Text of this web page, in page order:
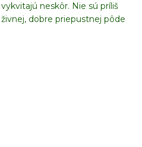
neskôr. Nie sú príliš
dobre priepustnej pôde